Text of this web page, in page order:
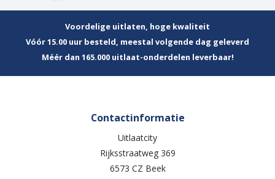
Voordelige uitlaten, hoge kwaliteit
Vóór 15.00 uur besteld, meestal volgende dag geleverd
Méér dan 165.000 uitlaat-onderdelen leverbaar!
Contactinformatie
Uitlaatcity
Rijksstraatweg 369
6573 CZ Beek